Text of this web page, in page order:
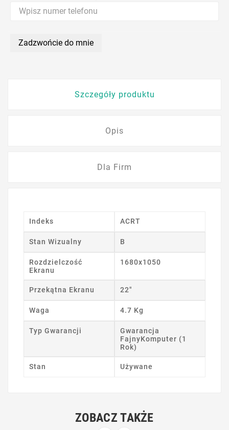
Zadzwońcie do mnie
Szczegóły produktu
Opis
Dla Firm
Indeks ACRT
Stan Wizualny B
Rozdzielczość
Ekranu
1680x1050
Przekątna Ekranu 22"
Waga 4.7 Kg
Typ Gwarancji
Gwarancja
FajnyKomputer (1
Rok)
Stan Używane
ZOBACZ TAKŻE